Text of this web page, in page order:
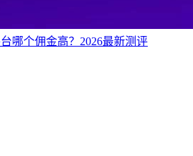
哪个佣金高？2026最新测评